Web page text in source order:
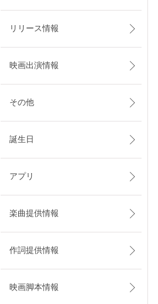
リリース情報
映画出演情報
その他
誕生日
アプリ
楽曲提供情報
作詞提供情報
映画脚本情報